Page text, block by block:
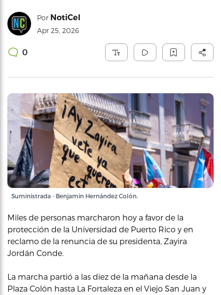
Por NotiCel
Apr 25, 2026
0
Suministrada - Benjamín Hernández Colón.
Miles de personas marcharon hoy a favor de la
protección de la Universidad de Puerto Rico y en
reclamo de la renuncia de su presidenta, Zayira
Jordán Conde.
La marcha partió a las diez de la mañana desde la
Plaza Colón hasta La Fortaleza en el Viejo San Juan y